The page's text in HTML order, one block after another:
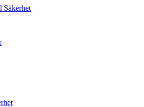
Säkerhet